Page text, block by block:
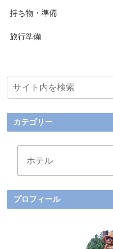
持ち物・準備
旅行準備
カテゴリー
プロフィール